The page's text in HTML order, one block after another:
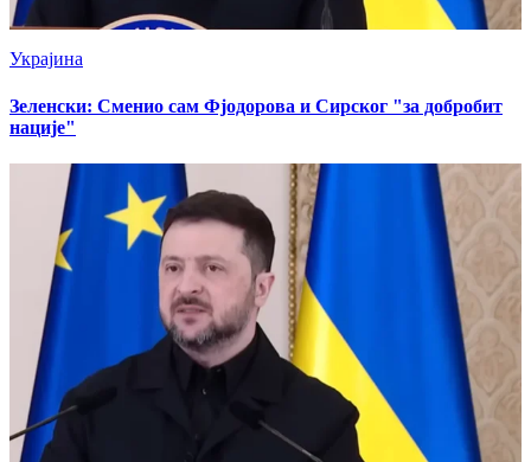
Украјина
Зеленски: Сменио сам Фјодорова и Сирског "за добробит
нације"